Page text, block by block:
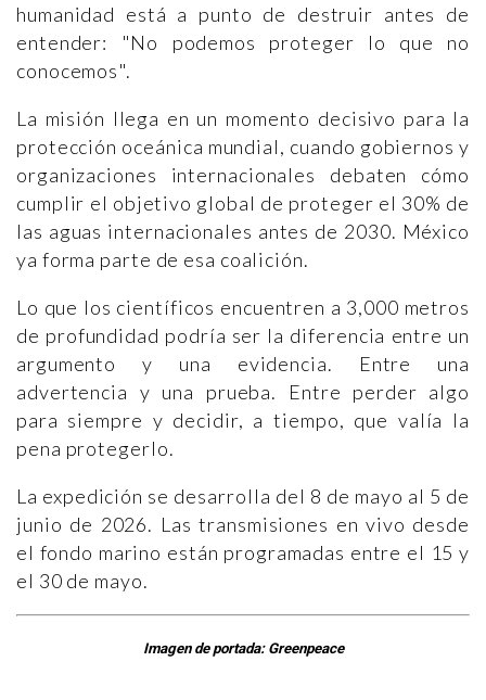
humanidad está a punto de destruir antes de
entender: "No podemos proteger lo que no
conocemos".
La misión llega en un momento decisivo para la
protección oceánica mundial, cuando gobiernos y
organizaciones internacionales debaten cómo
cumplir el objetivo global de proteger el 30% de
las aguas internacionales antes de 2030. México
ya forma parte de esa coalición.
Lo que los científicos encuentren a 3,000 metros
de profundidad podría ser la diferencia entre un
argumento y una evidencia. Entre una
advertencia y una prueba. Entre perder algo
para siempre y decidir, a tiempo, que valía la
pena protegerlo.
La expedición se desarrolla del 8 de mayo al 5 de
junio de 2026. Las transmisiones en vivo desde
el fondo marino están programadas entre el 15 y
el 30 de mayo.
Imagen de portada: Greenpeace